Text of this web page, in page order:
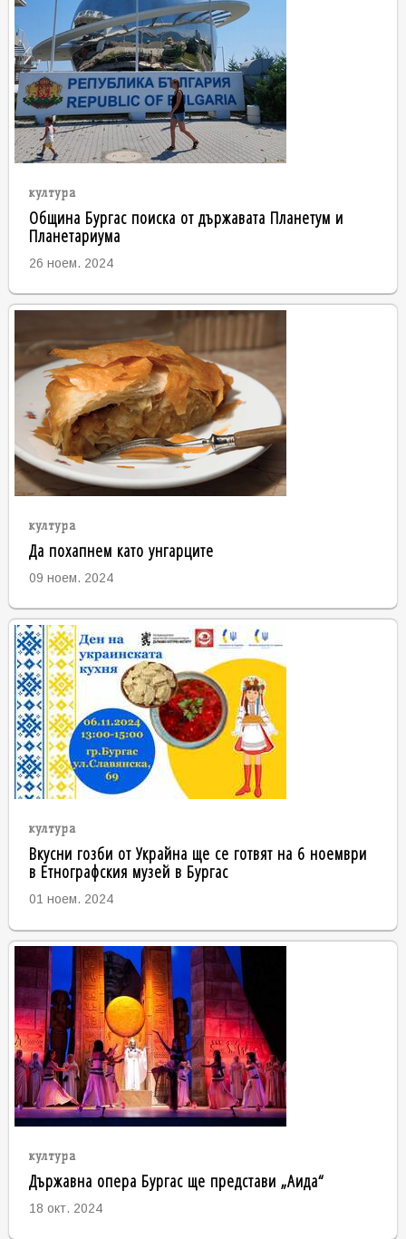
култура
Община Бургас поиска от държавата Планетум и
Планетариума
26 ноем. 2024
култура
Да похапнем като унгарците
09 ноем. 2024
култура
Вкусни гозби от Украйна ще се готвят на 6 ноември
в Етнографския музей в Бургас
01 ноем. 2024
култура
Държавна опера Бургас ще представи „Аида“
18 окт. 2024